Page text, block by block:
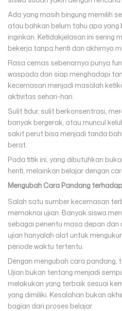
Ada yang masih bingung memilih
atau bahkan belum tahu apa yang
inginkan. Ketidakjelasan ini sering
bekerja tanpa henti dan akhirnya
Rasa cemas sebenarnya punya
waspada dan siap menghadapi
kecemasan menjadi masalah
aktivitas sehari-hari.
Sulit tidur, sulit berkonsentrasi,
banyak bergerak, atau muncul
sakit perut bisa menjadi tanda
berat.
Pada titik ini, yang dibutuhkan
henti, melainkan belajar dengan
Mengubah Cara Pandang
Salah satu sumber kecemasan
memaknai ujian. Banyak siswa
sebagai penentu masa depan dan
ujian hanyalah alat untuk
periode waktu tertentu.
Dengan mengubah cara pandang,
Ujian bukan tentang menjadi
melakukan yang terbaik sesuai
yang dimiliki. Kesalahan bukan
bagian dari proses belajar.